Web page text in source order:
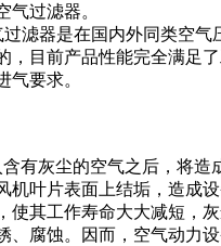
气过滤器。
过滤器是在国内外同类空气
，目前产品性能完全满足
气要求。
有灰尘的空气之后，将造
机叶片表面上结垢，造成
使其工作寿命大大减短，
、腐蚀。因而，空气动力